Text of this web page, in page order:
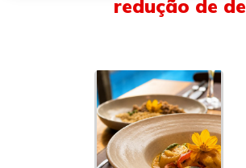
redução de